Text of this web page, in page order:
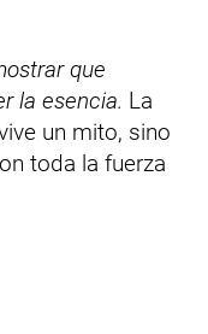
que
la esencia. La
un mito, sino
toda la fuerza